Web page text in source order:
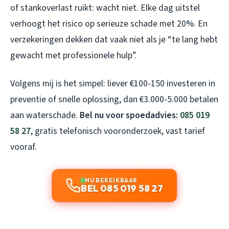
of stankoverlast ruikt: wacht niet. Elke dag uitstel
verhoogt het risico op serieuze schade met 20%. En
verzekeringen dekken dat vaak niet als je “te lang hebt
gewacht met professionele hulp”.
Volgens mij is het simpel: liever €100-150 investeren in
preventie of snelle oplossing, dan €3.000-5.000 betalen
aan waterschade. Bel nu voor spoedadvies: 085 019
58 27, gratis telefonisch vooronderzoek, vast tarief
vooraf.
NU BEREIKBAAR
BEL 085 019 58 27